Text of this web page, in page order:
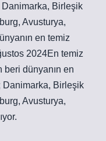
Danimarka, Birleşik
Avusturya,
en temiz
2024En temiz
beri dünyanın en
Danimarka, Birleşik
Avusturya,